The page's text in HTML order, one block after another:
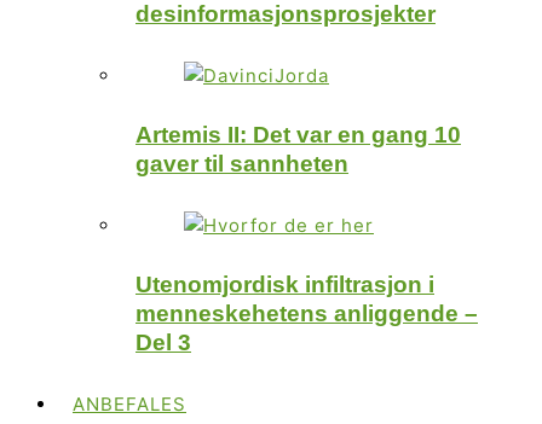
desinformasjonsprosjekter
Artemis II: Det var en gang 10
gaver til sannheten
Utenomjordisk infiltrasjon i
menneskehetens anliggende –
Del 3
ANBEFALES